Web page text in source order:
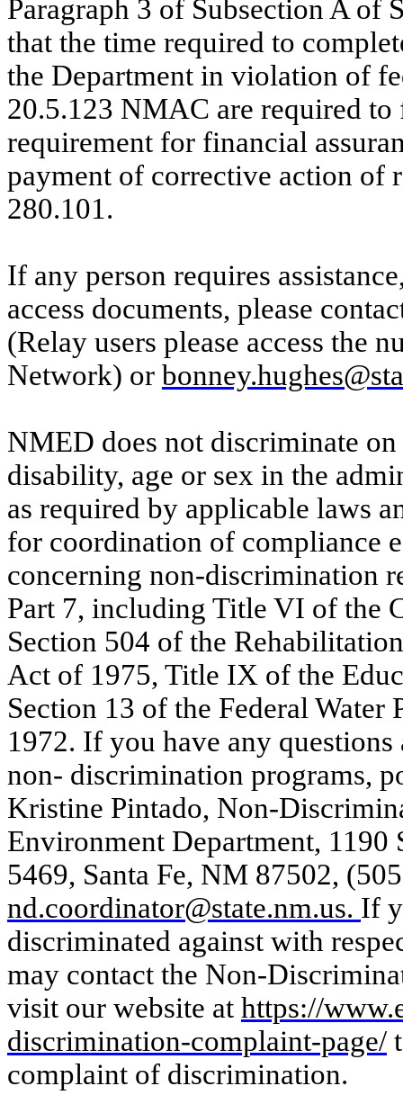
Paragraph 3 of Subsection A of
that the time required to
the Department in violation of
20.5.123 NMAC are required
requirement for financial
payment of corrective action of
280.101.
If any person requires
access documents, please
(Relay users please access the
Network) or
NMED does not discriminate
disability, age or sex in the
as required by applicable laws
for coordination of compliance
concerning non-discrimination
Part 7, including Title VI of the
Section 504 of the
Act of 1975, Title IX of the
Section 13 of the Federal
1972. If you have any
non- discrimination programs,
Kristine Pintado, Non-
Environment Department, 1190
5469, Santa Fe, NM 87502,
nd.coordinator@state.nm.us. If
discriminated against with
may contact the Non-
visit our website at https://
discrimination-complaint-page/
complaint of discrimination.